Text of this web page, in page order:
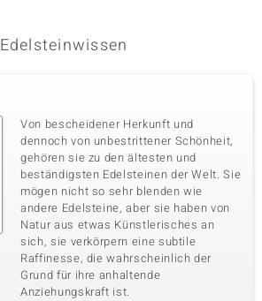
Edelsteinwissen
Von bescheidener Herkunft und
dennoch von unbestrittener Schönheit,
gehören sie zu den ältesten und
beständigsten Edelsteinen der Welt. Sie
mögen nicht so sehr blenden wie
andere Edelsteine, aber sie haben von
Natur aus etwas Künstlerisches an
sich, sie verkörpern eine subtile
Raffinesse, die wahrscheinlich der
Grund für ihre anhaltende
Anziehungskraft ist.